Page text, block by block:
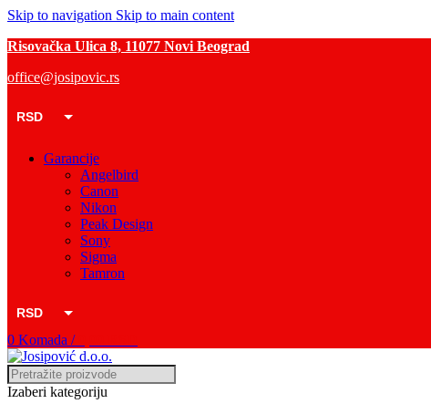
Skip to navigation Skip to main content
Risovačka Ulica 8, 11077 Novi Beograd
office@josipovic.rs
RSD
Garancije
Angelbird
Canon
Nikon
Peak Design
Sony
Sigma
Tamron
RSD
EUR
0 Komada /
Izaberi kategoriju